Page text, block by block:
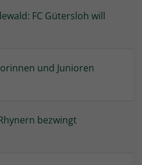
FC Gütersloh will
und Junioren
bezwingt